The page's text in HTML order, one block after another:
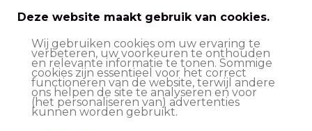
In winkelwagen
Op werkdagen voor 15:00 besteld, volgende werkdag
in huis*
Let op:op vrijdag voor 11:00 uur besteld = volgende
Deze website maakt gebruik van cookies.
Wij gebruiken cookies om uw ervaring te
verbeteren, uw voorkeuren te onthouden
en relevante informatie te tonen. Sommige
cookies zijn essentieel voor het correct
functioneren van de website, terwijl andere
ons helpen de site te analyseren en voor
(het personaliseren van) advertenties
kunnen worden gebruikt.